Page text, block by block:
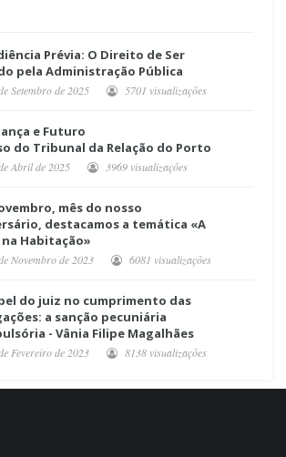
Prévia: O Direito de Ser
pela Administração Pública
Setembro de 2025 5701 visualizações
e Futuro
do Tribunal da Relação do Porto
Abril de 2025 3969 visualizações
mês do nosso
destacamos a temática «A
na Habitação»
Novembro de 2023 6081 visualizações
do juiz no cumprimento das
a sanção pecuniária
- Vânia Filipe Magalhães
Fevereiro de 2023 8138 visualizações